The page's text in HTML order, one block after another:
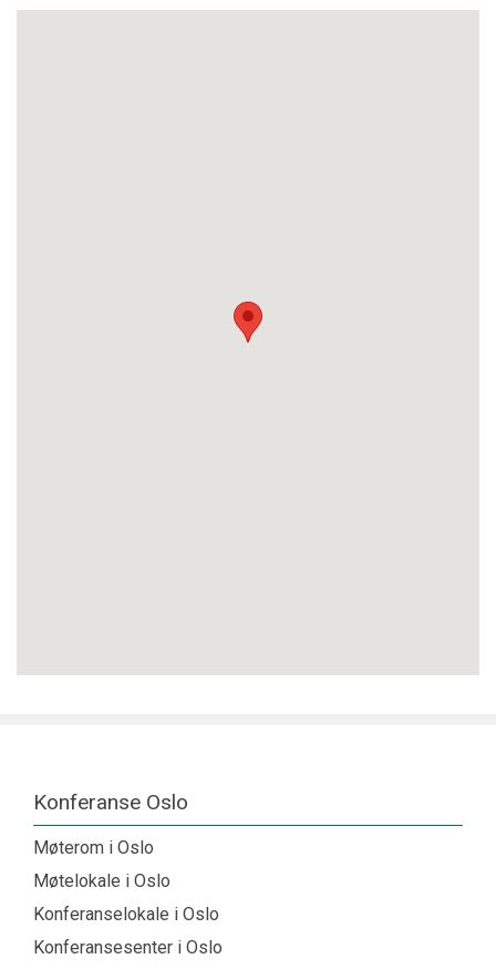
Konferanse Oslo
Møterom i Oslo
Møtelokale i Oslo
Konferanselokale i Oslo
Konferansesenter i Oslo